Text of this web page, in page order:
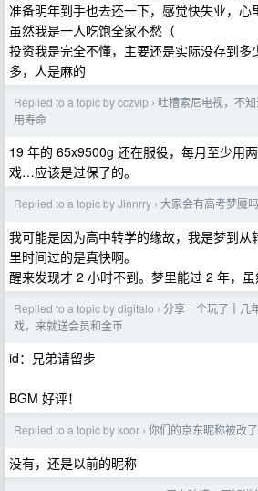
准备明年到手也去还一下，感觉快失业，心
虽然我是一人吃饱全家不愁（
投资我是完全不懂，主要还是实际没存到多
多，人是麻的
Replied to a topic by cczvip › 吐槽索尼电视，不
用寿命
19 年的 65x9500g 还在服役，每月至少用
戏…应该是过保了的。
Replied to a topic by Jinnrry › 大家会有高考梦魇吗
我可能是因为高中转学的缘故，我是梦到从
里时间过的是真快啊。
醒来发现才 2 小时不到。梦里能过 2 年，
Replied to a topic by digitalo › 分享一个玩了十几
戏，来就送会员和金币
id：兄弟请留步
BGM 好评！
Replied to a topic by koor › 你们的京东昵称被改了
没有，还是以前的昵称